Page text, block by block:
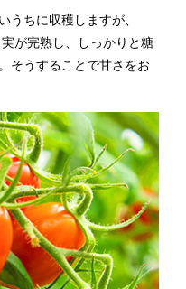
うちに収穫しますが、
が完熟し、しっかりと糖
そうすることで甘さをお